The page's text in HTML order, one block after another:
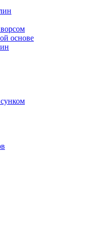
основе